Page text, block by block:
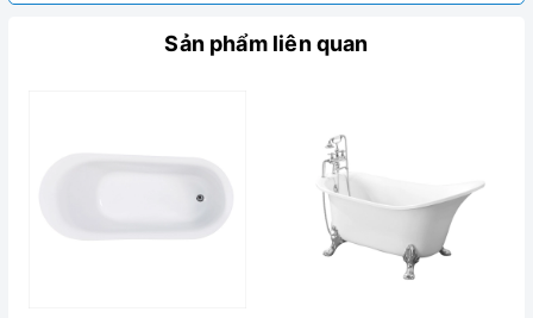
Sản phẩm liên quan